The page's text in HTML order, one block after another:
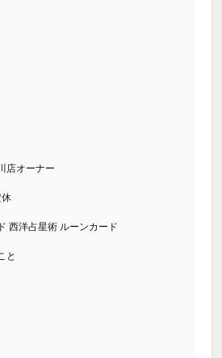
店オーナー
休
西洋占星術 ルーンカード
と